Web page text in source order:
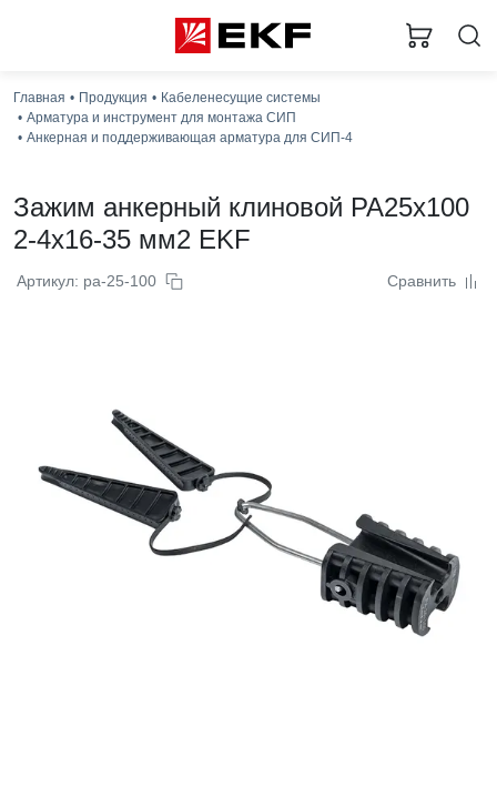
Главная Продукция
Кабеленесущие системы
Арматура и инструмент для монтажа СИП
Анкерная и поддерживающая арматура для СИП-4
Зажим анкерный клиновой PA25x100
2-4x16-35 мм2 EKF
Артикул: pa-25-100 Сравнить